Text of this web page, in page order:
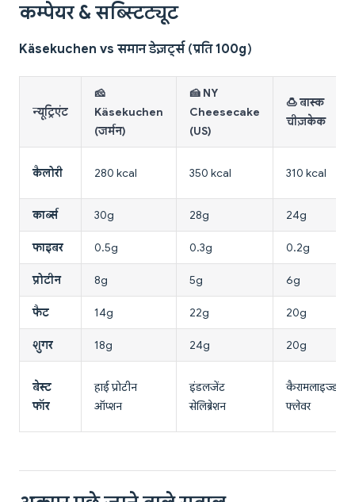
कम्पेयर & सब्स्टिट्यूट
Käsekuchen vs समान डेज़र्ट्स (प्रति 100g)
न्यूट्रिएंट
🧀
Käsekuchen
(जर्मन)
🍰 NY
Cheesecake
(US)
🍮 बास्क
चीज़केक
कैलोरी 280 kcal 350 kcal 310 kcal
कार्ब्स 30g 28g 24g
फाइबर 0.5g 0.3g 0.2g
प्रोटीन 8g 5g 6g
फैट 14g 22g 20g
शुगर 18g 24g 20g
बेस्ट
फॉर
हाई प्रोटीन
ऑप्शन
इंडलजेंट
सेलिब्रेशन
कैरामलाइज्ड
फ्लेवर